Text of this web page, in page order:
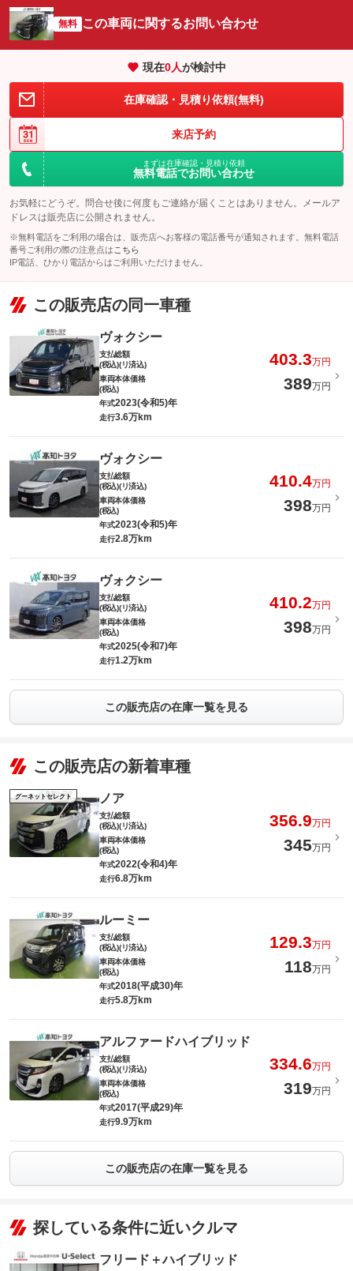
無料 この車両に関するお問い合わせ
現在0人が検討中
在庫確認・見積り依頼(無料)
来店予約
まずは在庫確認・見積り依頼
無料電話でお問い合わせ
お気軽にどうぞ。問合せ後に何度もご連絡が届くことはありません。メールア
ドレスは販売店に公開されません。
※無料電話をご利用の場合は、販売店へお客様の電話番号が通知されます。無料電話
番号ご利用の際の注意点は こちら
IP電話、ひかり電話からはご利用いただけません。
この販売店の同一車種
ヴォクシー
支払総額
(税込)(リ済込)
403.3万円
車両本体価格
(税込)
389万円
年式2023(令和5)年
走行3.6万km
ヴォクシー
支払総額
(税込)(リ済込)
410.4万円
車両本体価格
(税込)
398万円
年式2023(令和5)年
走行2.8万km
ヴォクシー
支払総額
(税込)(リ済込)
410.2万円
車両本体価格
(税込)
398万円
年式2025(令和7)年
走行1.2万km
この販売店の在庫一覧を見る
この販売店の新着車種
グーネットセレクト ノア
支払総額
(税込)(リ済込)
356.9万円
車両本体価格
(税込)
345万円
年式2022(令和4)年
走行6.8万km
ルーミー
支払総額
(税込)(リ済込)
129.3万円
車両本体価格
(税込)
118万円
年式2018(平成30)年
走行5.8万km
アルファードハイブリッド
支払総額
(税込)(リ済込)
334.6万円
車両本体価格
(税込)
319万円
年式2017(平成29)年
走行9.9万km
この販売店の在庫一覧を見る
探している条件に近いクルマ
フリード＋ハイブリッド